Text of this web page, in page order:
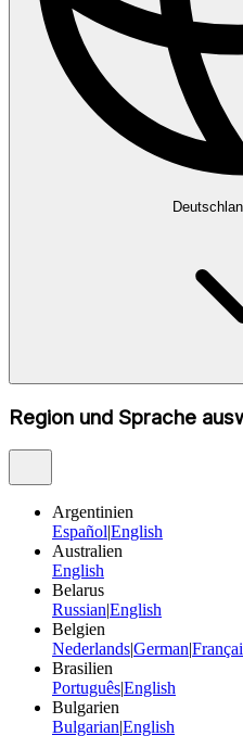
Region und Sprache
Argentinien
EspañolEnglish
Australien
English
Belarus
RussianEnglish
Belgien
NederlandsGerman
Brasilien
PortuguêsEnglish
Bulgarien
BulgarianEnglish